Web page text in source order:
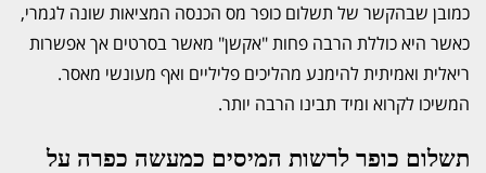
כמובן שבהקשר של תשלום כופר מס הכנסה המציאות שונה לגמרי,
כאשר היא כוללת הרבה פחות "אקשן" מאשר בסרטים אך אפשרות
ריאלית ואמיתית להימנע מהליכים פליליים ואף מעונשי מאסר.
המשיכו לקרוא ומיד תבינו הרבה יותר.
תשלום כופר לרשות המיסים כמעשה כפרה על